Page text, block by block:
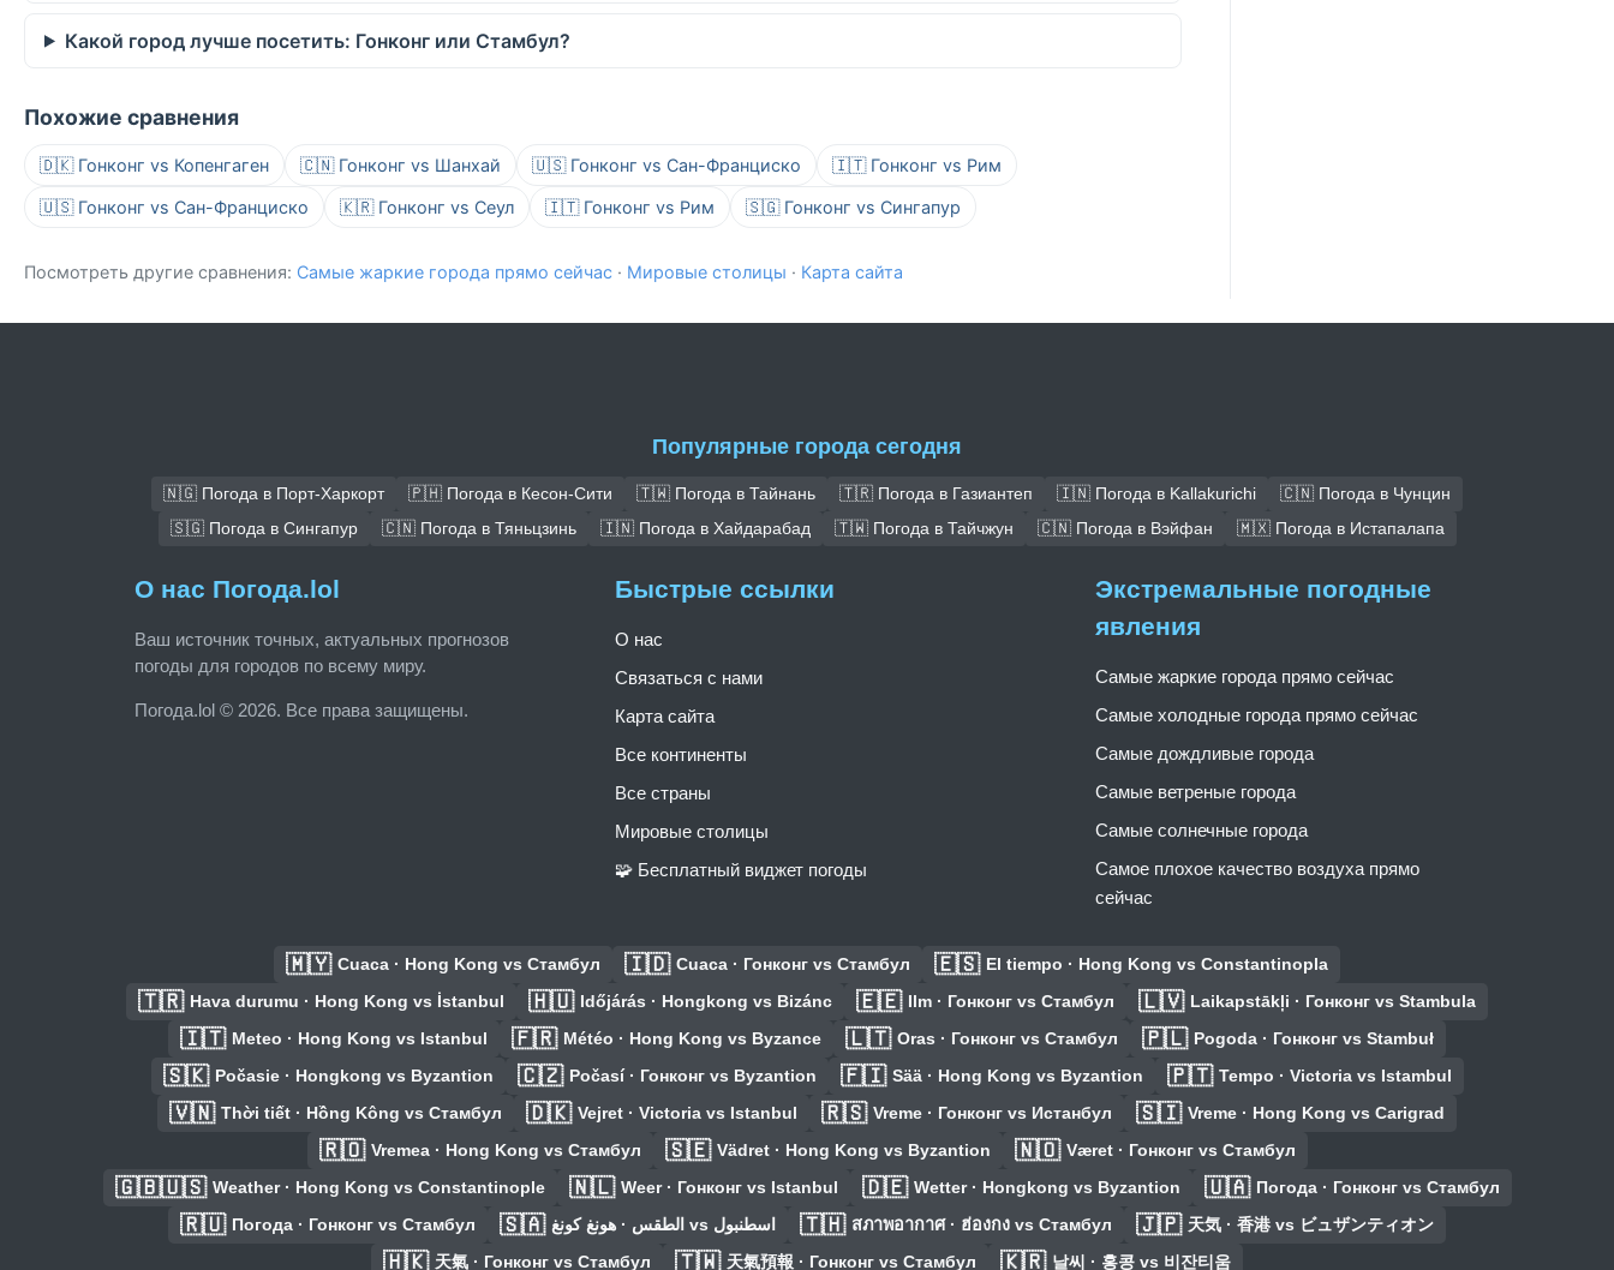
Какой город лучше посетить: Гонконг или Стамбул?
Похожие сравнения
🇩🇰 Гонконг vs Копенгаген 🇨🇳 Гонконг vs Шанхай 🇺🇸 Гонконг vs Сан-Франциско 🇮🇹 Гонконг vs Рим
🇺🇸 Гонконг vs Сан-Франциско 🇰🇷 Гонконг vs Сеул 🇮🇹 Гонконг vs Рим 🇸🇬 Гонконг vs Сингапур
Посмотреть другие сравнения: Самые жаркие города прямо сейчас · Мировые столицы · Карта сайта
Популярные города сегодня
🇳🇬 Погода в Порт-Харкорт 🇵🇭 Погода в Кесон-Сити 🇹🇼 Погода в Тайнань 🇹🇷 Погода в Газиантеп 🇮🇳 Погода в Kallakurichi
🇨🇳 Погода в Чунцин
🇸🇬 Погода в Сингапур
🇨🇳 Погода в Тяньцзинь 🇮🇳 Погода в Хайдарабад 🇹🇼 Погода в Тайчжун 🇨🇳 Погода в Вэйфан 🇲🇽 Погода в Истапалапа
О нас Погода.lol
Ваш источник точных, актуальных прогнозов
погоды для городов по всему миру.
Погода.lol © 2026. Все права защищены.
Быстрые ссылки
О нас
Связаться с нами
Карта сайта
Все континенты
Все страны
Мировые столицы
🧩 Бесплатный виджет погоды
Экстремальные погодные
явления
Самые жаркие города прямо сейчас
Самые холодные города прямо сейчас
Самые дождливые города
Самые ветреные города
Самые солнечные города
Самое плохое качество воздуха прямо
сейчас
🇲🇾 Cuaca · Hong Kong vs Стамбул 🇮🇩 Cuaca · Гонконг vs Стамбул 🇪🇸 El tiempo · Hong Kong vs Constantinopla
🇹🇷 Hava durumu · Hong Kong vs İstanbul 🇭🇺 Időjárás · Hongkong vs Bizánc 🇪🇪 Ilm · Гонконг vs Стамбул 🇱🇻 Laikapstākļi · Гонконг vs Stambula
🇮🇹 Meteo · Hong Kong vs Istanbul 🇫🇷 Météo · Hong Kong vs Byzance 🇱🇹 Oras · Гонконг vs Стамбул 🇵🇱 Pogoda · Гонконг vs Stambuł
🇸🇰 Počasie · Hongkong vs Byzantion 🇨🇿 Počasí · Гонконг vs Byzantion 🇫🇮 Sää · Hong Kong vs Byzantion 🇵🇹 Tempo · Victoria vs Istambul
🇻🇳 Thời tiết · Hồng Kông vs Стамбул 🇩🇰 Vejret · Victoria vs Istanbul 🇷🇸 Vreme · Гонконг vs Истанбул 🇸🇮 Vreme · Hong Kong vs Carigrad
🇷🇴 Vremea · Hong Kong vs Стамбул 🇸🇪 Vädret · Hong Kong vs Byzantion 🇳🇴 Været · Гонконг vs Стамбул
🇬🇧🇺🇸 Weather · Hong Kong vs Constantinople 🇳🇱 Weer · Гонконг vs Istanbul 🇩🇪 Wetter · Hongkong vs Byzantion 🇺🇦 Погода · Гонконг vs Стамбул
🇷🇺 Погода · Гонконг vs Стамбул 🇸🇦 الطقس · هونغ كونغ vs اسطنبول 🇹🇭 สภาพอากาศ · ฮ่องกง vs Стамбул 🇯🇵 天気 · 香港 vs ビュザンティオン
🇭🇰 天氣 · Гонконг vs Стамбул 🇹🇼 天氣預報 · Гонконг vs Стамбул 🇰🇷 날씨 · 홍콩 vs 비잔티움